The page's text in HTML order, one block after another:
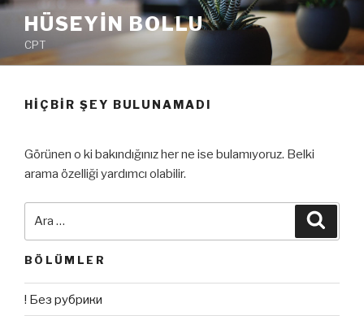
İçeriğe
HÜSEYIN BOLLU
CPT
HIÇBIR ŞEY BULUNAMADI
Görünen o ki bakındığınız her ne ise bulamıyoruz. Belki
arama özelliği yardımcı olabilir.
BÖLÜMLER
! Без рубрики